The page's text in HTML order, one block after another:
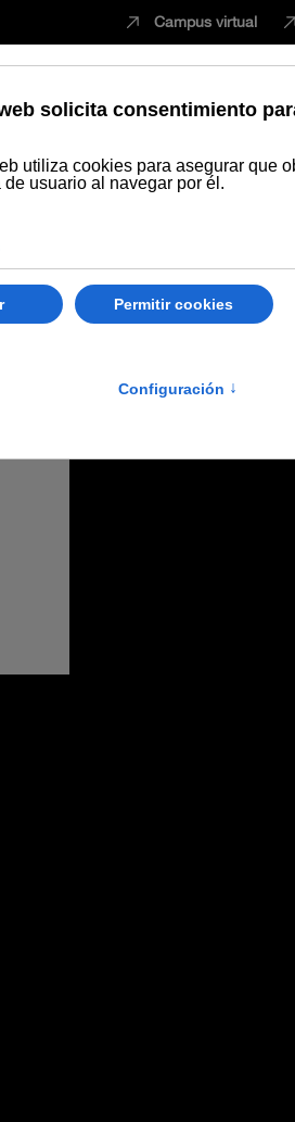
Campus virtual
Estudiar
de encuentros con motivo del 25